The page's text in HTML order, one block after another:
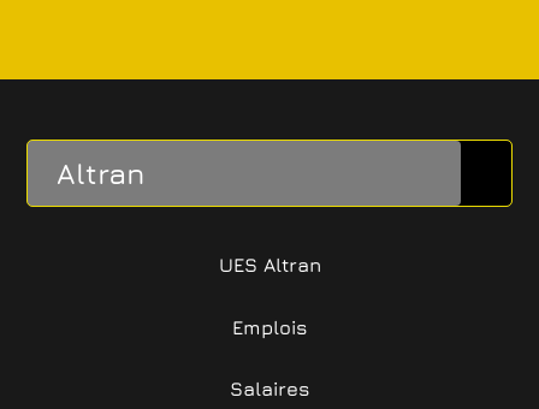
Altran
UES Altran
Emplois
Salaires